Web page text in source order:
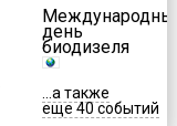
день
биодизеля
...а также
еще 40 событий